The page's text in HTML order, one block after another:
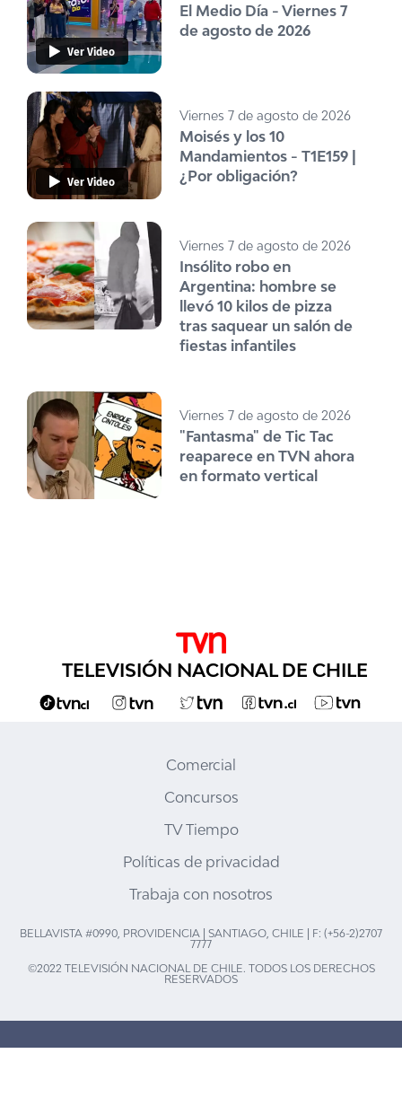
Ver Video
El Medio Día - Viernes 7
de agosto de 2026
Ver Video
Viernes 7 de agosto de 2026
Moisés y los 10
Mandamientos - T1E159 |
¿Por obligación?
Viernes 7 de agosto de 2026
Insólito robo en
Argentina: hombre se
llevó 10 kilos de pizza
tras saquear un salón de
fiestas infantiles
Viernes 7 de agosto de 2026
"Fantasma" de Tic Tac
reaparece en TVN ahora
en formato vertical
TELEVISIÓN NACIONAL DE CHILE
Comercial
Concursos
TV Tiempo
Políticas de privacidad
Trabaja con nosotros
BELLAVISTA #0990, PROVIDENCIA | SANTIAGO, CHILE | F: (+56-2)2707
7777
©2022 TELEVISIÓN NACIONAL DE CHILE. TODOS LOS DERECHOS
RESERVADOS